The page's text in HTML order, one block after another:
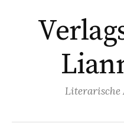
Literarische